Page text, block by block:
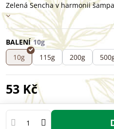
Zelená Sencha v harmonii
BALENÍ
10g
115g 200g
53 Kč